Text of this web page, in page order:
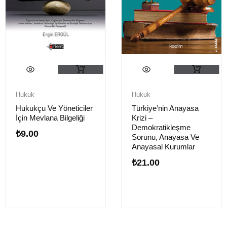
Hukuk
Hukukçu Ve Yöneticiler
İçin Mevlana Bilgeliği
₺9.00
Hukuk
Türkiye’nin Anayasa
Krizi –
Demokratikleşme
Sorunu, Anayasa Ve
Anayasal Kurumlar
₺21.00